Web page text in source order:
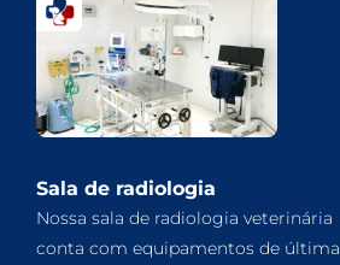
Sala de radiologia
Nossa sala de radiologia veterinária
conta com equipamentos de última